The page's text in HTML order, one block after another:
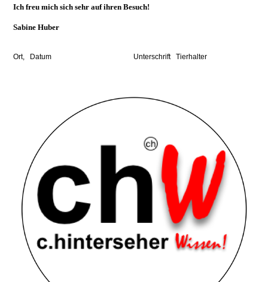
Ich freu mich sich sehr auf ihren Besuch!
Sabine Huber
Ort, Datum Unterschrift Tierhalter